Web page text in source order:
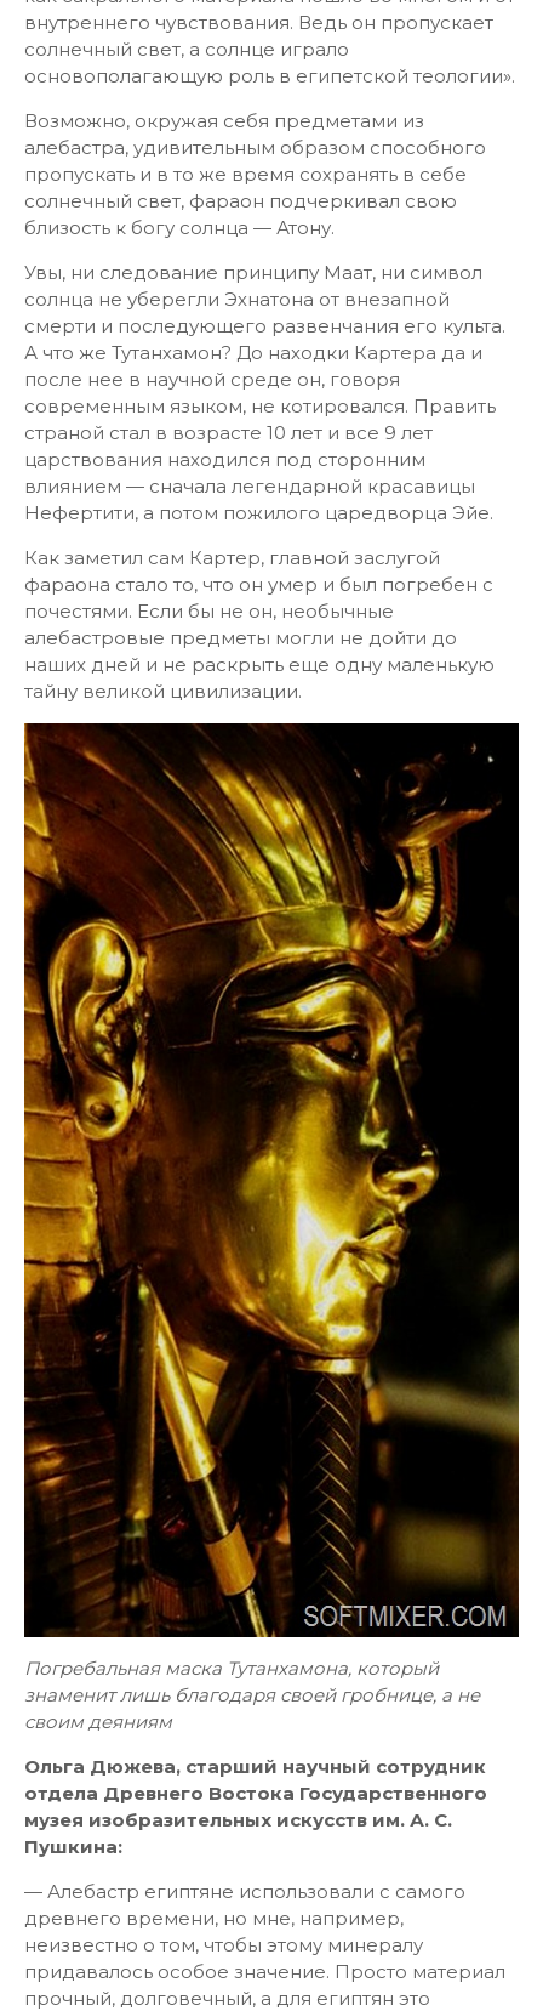
внутреннего чувствования. Ведь он пропускает
солнечный свет, а солнце играло
основополагающую роль в египетской теологии».
Возможно, окружая себя предметами из
алебастра, удивительным образом способного
пропускать и в то же время сохранять в себе
солнечный свет, фараон подчеркивал свою
близость к богу солнца — Атону.
Увы, ни следование принципу Маат, ни символ
солнца не уберегли Эхнатона от внезапной
смерти и последующего развенчания его культа.
А что же Тутанхамон? До находки Картера да и
после нее в научной среде он, говоря
современным языком, не котировался. Править
страной стал в возрасте 10 лет и все 9 лет
царствования находился под сторонним
влиянием — сначала легендарной красавицы
Нефертити, а потом пожилого царедворца Эйе.
Как заметил сам Картер, главной заслугой
фараона стало то, что он умер и был погребен с
почестями. Если бы не он, необычные
алебастровые предметы могли не дойти до
наших дней и не раскрыть еще одну маленькую
тайну великой цивилизации.
Погребальная маска Тутанхамона, который
знаменит лишь благодаря своей гробнице, а не
своим деяниям
Ольга Дюжева, старший научный сотрудник
отдела Древнего Востока Государственного
музея изобразительных искусств им. А. С.
Пушкина:
— Алебастр египтяне использовали с самого
древнего времени, но мне, например,
неизвестно о том, чтобы этому минералу
придавалось особое значение. Просто материал
прочный, долговечный, а для египтян это